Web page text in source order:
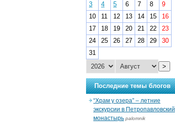
3
4 5 6 7 8
9
10
11 12 13 14 15
16
17
18 19 20 21 22
23
24
25 26 27 28 29
30
31
>
Последние темы блогов
“Храм у озера” – летние
экскурсии в Петропавловский
монастырь palomnik